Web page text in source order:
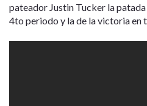
pateador Justin Tucker la
4to periodo y la de la victoria en